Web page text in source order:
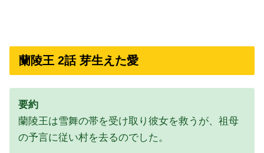
蘭陵王 2話 芽生えた愛
要約
蘭陵王は雪舞の帯を受け取り彼女を救うが、祖母
の予言に従い村を去るのでした。